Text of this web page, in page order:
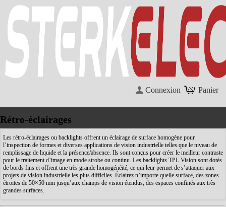
Panier
Connexion
Rétro-éclairages
Les rétro-éclairages ou backlights offrent un éclairage de surface homogène pour
l’inspection de formes et diverses applications de vision industrielle telles que le niveau de
remplissage de liquide et la présence/absence. Ils sont conçus pour créer le meilleur contraste
pour le traitement d’image en mode strobe ou continu. Les backlights TPL Vision sont dotés
de bords fins et offrent une très grande homogénéité, ce qui leur permet de s’attaquer aux
projets de vision industrielle les plus difficiles. Éclairez n’importe quelle surface, des zones
étroites de 50×50 mm jusqu’aux champs de vision étendus, des espaces confinés aux très
grandes surfaces.